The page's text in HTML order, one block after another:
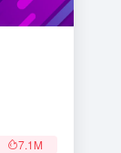
7.1M